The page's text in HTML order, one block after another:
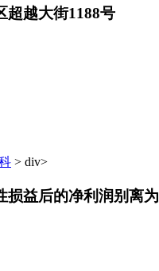
超越大街1188号
> div>
损益后的净利润别离为